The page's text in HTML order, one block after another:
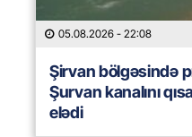
05.08.2026 - 22:08
Şirvan bölgəsində
Şurvan kanalını
elədi